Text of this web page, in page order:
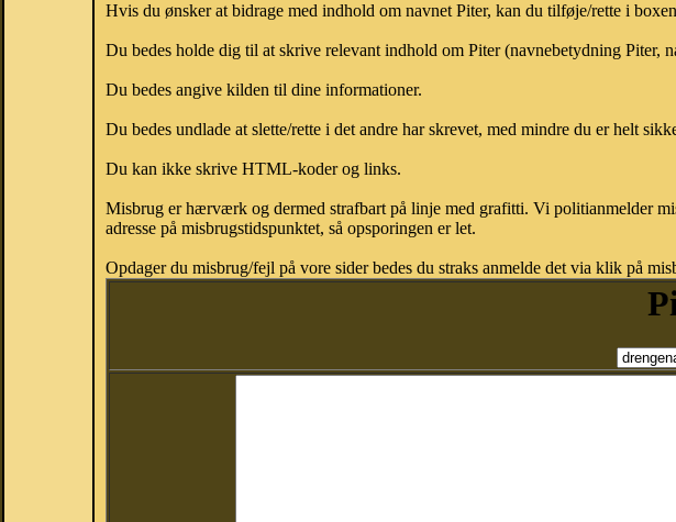
Hvis du ønsker at bidrage med indhold om navnet Piter, kan du tilføje/rette i
Du bedes holde dig til at skrive relevant indhold om Piter (navnebetydning Piter,
Du bedes angive kilden til dine informationer.
Du bedes undlade at slette/rette i det andre har skrevet, med mindre du er helt
Du kan ikke skrive HTML-koder og links.
Misbrug er hærværk og dermed strafbart på linje med grafitti. Vi politianmelder
adresse på misbrugstidspunktet, så opsporingen er let.
Opdager du misbrug/fejl på vore sider bedes du straks anmelde det via klik på